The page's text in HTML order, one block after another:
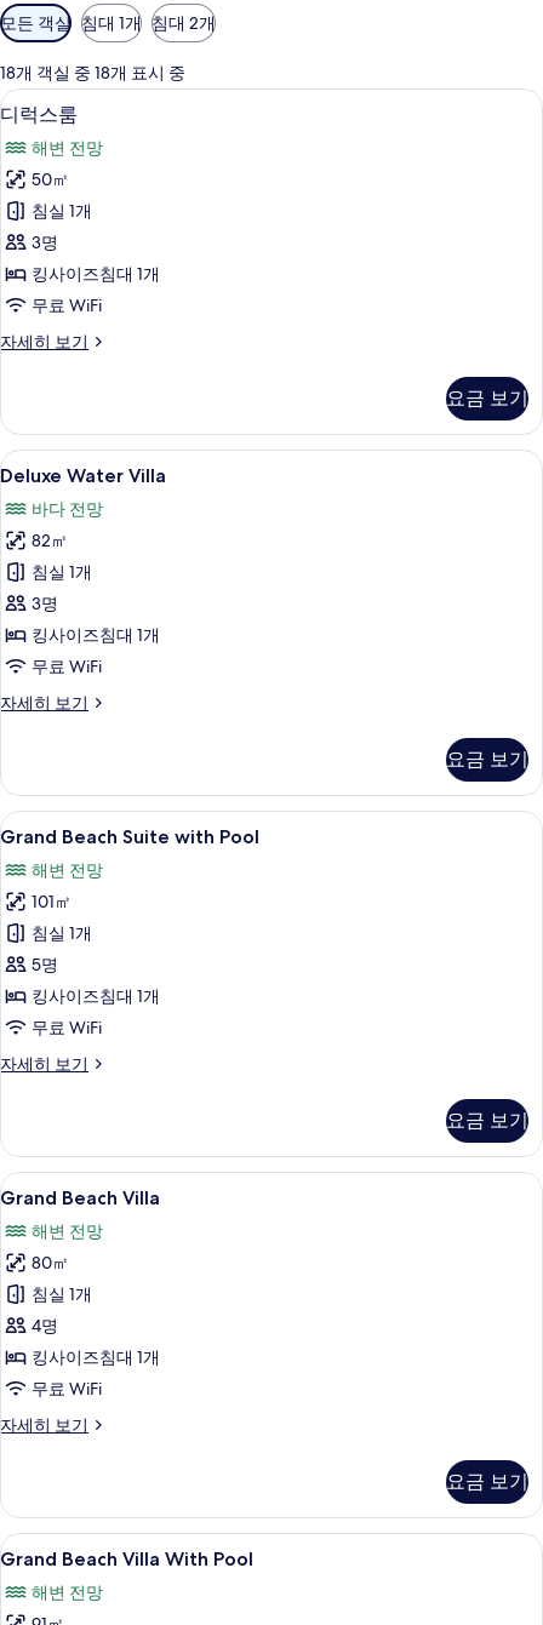
객
실
에
사
용
가
능
한
필
터
모든 객실 침대 1개 침대 2개
18개 객실 중 18개 표시 중
디
럭
스
룸
사
진
모
두
보
6
디럭스룸
해변 전망
50㎡
침실 1개
3명
킹사이즈침대 1개
무료 WiFi
자세히 보기
디
자
세
히
기
요금 보기
Deluxe
Water
Villa
사
진
모
두
보
기
Deluxe Water Villa | 미니바, 객실 내
6
Deluxe Water Villa
바다 전망
82㎡
침실 1개
3명
킹사이즈침대 1개
무료 WiFi
자세히 보기
Deluxe
세
히
보
요금 보기
Grand
Beach
Suite
with
Pool
사
진
모
두
Grand Beach Suite with Pool | 미니바
12
Grand Beach Suite with Pool
해변 전망
101㎡
침실 1개
5명
킹사이즈침대 1개
무료 WiFi
자세히 보기
Grand
Pool
자
세
보
기
요금 보기
Grand
Beach
Villa
사
진
모
두
보
기
5
Grand Beach Villa
해변 전망
80㎡
침실 1개
4명
킹사이즈침대 1개
무료 WiFi
자세히 보기
Grand
세
히
보
요금 보기
Grand
Beach
Villa
11
Grand Beach Villa With Pool
해변 전망